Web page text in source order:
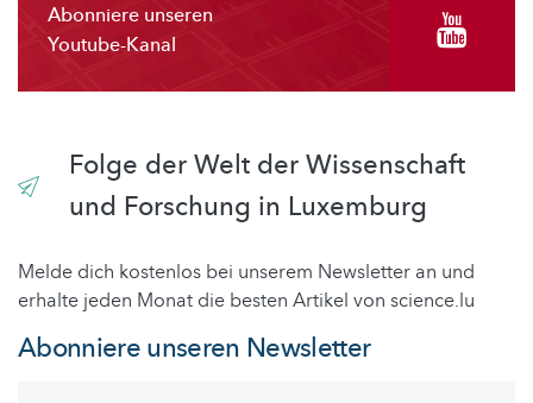
Abonniere unseren
Youtube-Kanal
Folge der Welt der Wissenschaft
und Forschung in Luxemburg
Melde dich kostenlos bei unserem Newsletter an und
erhalte jeden Monat die besten Artikel von science.lu
Abonniere unseren Newsletter